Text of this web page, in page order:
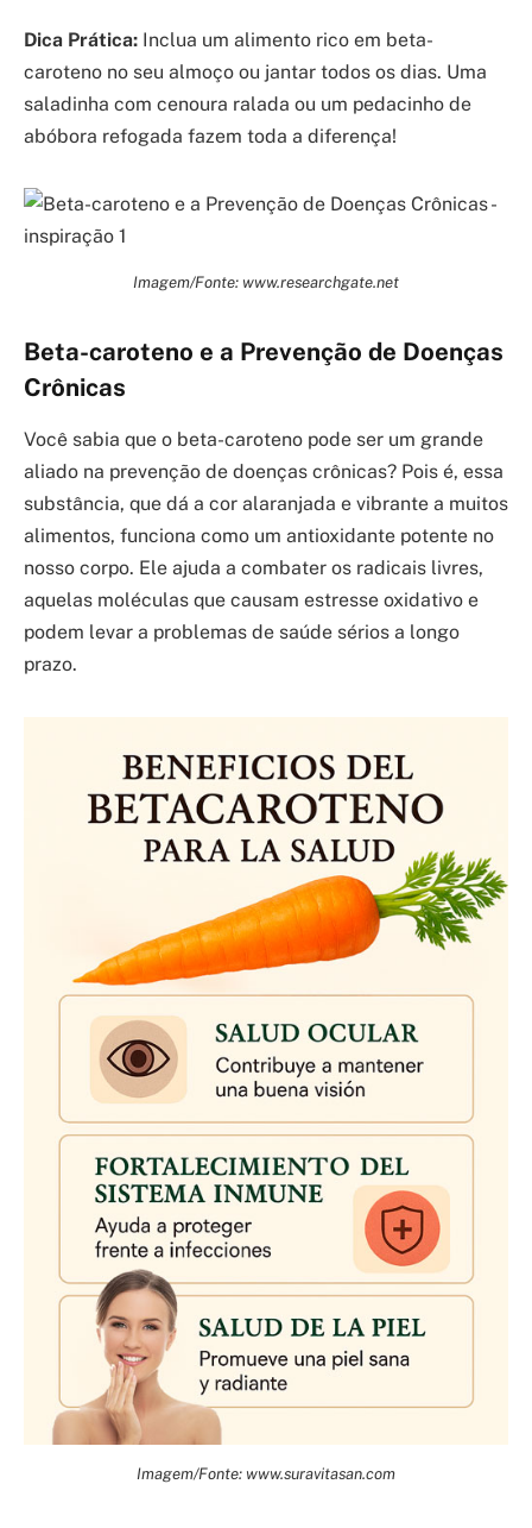
Dica Prática: Inclua um alimento rico em beta-
caroteno no seu almoço ou jantar todos os dias. Uma
saladinha com cenoura ralada ou um pedacinho de
abóbora refogada fazem toda a diferença!
Imagem/Fonte: www.researchgate.net
Beta-caroteno e a Prevenção de Doenças
Crônicas
Você sabia que o beta-caroteno pode ser um grande
aliado na prevenção de doenças crônicas? Pois é, essa
substância, que dá a cor alaranjada e vibrante a muitos
alimentos, funciona como um antioxidante potente no
nosso corpo. Ele ajuda a combater os radicais livres,
aquelas moléculas que causam estresse oxidativo e
podem levar a problemas de saúde sérios a longo
prazo.
Imagem/Fonte: www.suravitasan.com